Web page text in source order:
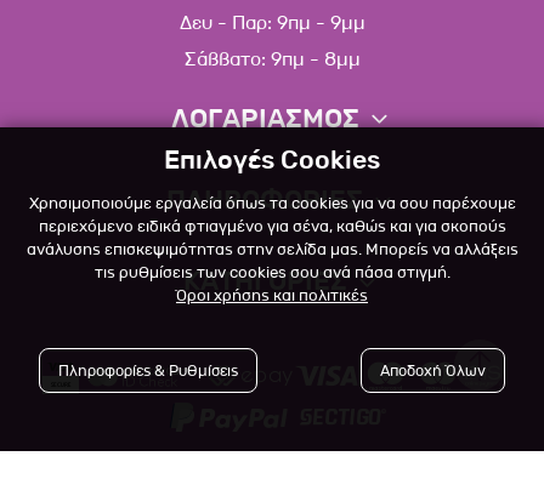
Δευ - Παρ: 9πμ - 9μμ
Σάββατο: 9πμ - 8μμ
ΛΟΓΑΡΙΑΣΜΟΣ
Πληροφορίες λογαριασμού
Λίστα αγαπημένων
Πολιτική επιστροφών
ΠΛΗΡΟΦΟΡΙΕΣ
Σχετικά
Επικοινωνία
Blog
Όροι Χρήσης
Πολιτική Απορρήτου
ΚΑΤΗΓΟΡΙΕΣ
Επιλογές Cookies
Χρησιμοποιούμε εργαλεία όπως τα cookies για να σου παρέχουμε
περιεχόμενο ειδικά φτιαγμένο για σένα, καθώς και για σκοπούς
ανάλυσης επισκεψιμότητας στην σελίδα μας. Μπορείς να αλλάξεις
τις ρυθμίσεις των cookies σου ανά πάσα στιγμή.
Όροι χρήσης και πολιτικές
Πληροφορίες & Ρυθμίσεις Αποδοχή Όλων